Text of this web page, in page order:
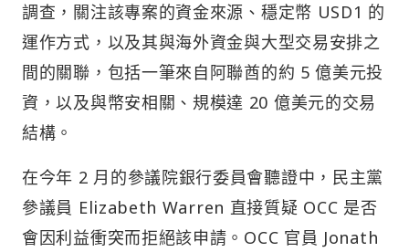
調查，關注該專案的資金來源、穩定幣 USD1 的
運作方式，以及其與海外資金與大型交易安排之
間的關聯，包括一筆來自阿聯酋的約 5 億美元投
資，以及與幣安相關、規模達 20 億美元的交易
結構。
在今年 2 月的參議院銀行委員會聽證中，民主黨
參議員 Elizabeth Warren 直接質疑 OCC 是否
會因利益衝突而拒絕該申請。OCC 官員 Jonath